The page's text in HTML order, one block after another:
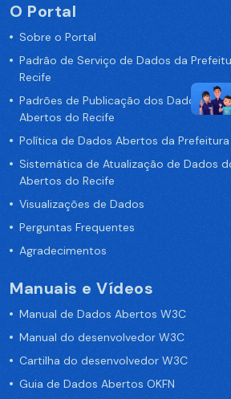
O Portal
Sobre o Portal
Padrão de Serviço de Dados da
Recife
Padrões de Publicação dos Dados no
Abertos do Recife
Política de Dados Abertos da
Sistemática de Atualização de Dados
Abertos do Recife
Visualizações de Dados
Perguntas Frequentes
Agradecimentos
Manuais e Vídeos
Manual de Dados Abertos W3C
Manual do desenvolvedor W3C
Cartilha do desenvolvedor W3C
Guia de Dados Abertos OKFN